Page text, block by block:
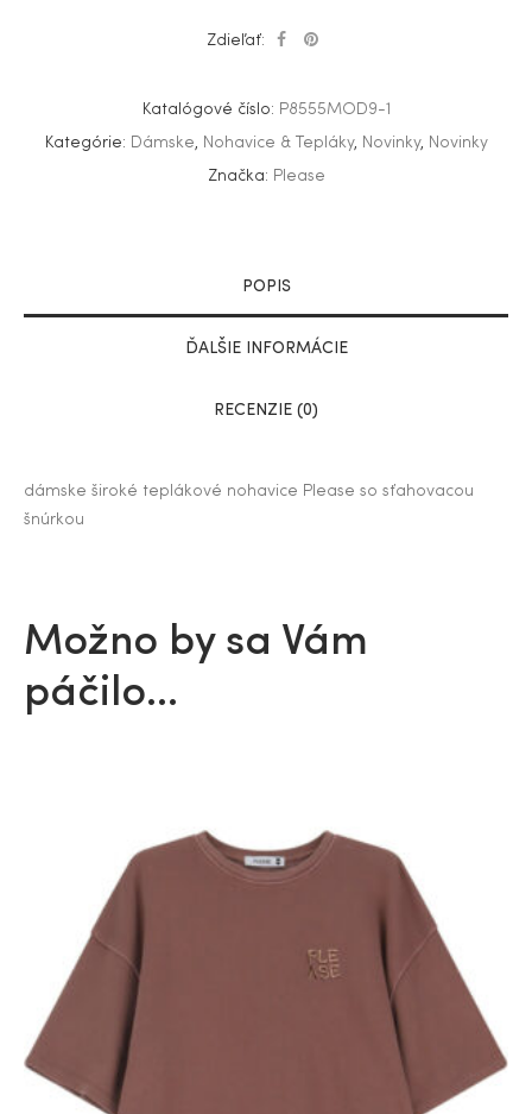
Zdieľať:
Katalógové číslo: P8555MOD9-1
Kategórie: Dámske, Nohavice & Tepláky, Novinky, Novinky
Značka: Please
POPIS
ĎALŠIE INFORMÁCIE
RECENZIE (0)
dámske široké teplákové nohavice Please so sťahovacou
šnúrkou
Možno by sa Vám
páčilo…